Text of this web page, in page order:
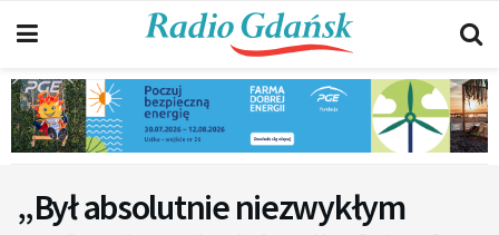
„Był absolutnie niezwykłym